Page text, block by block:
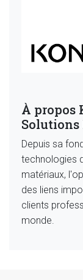
À propos
Solutions
Depuis sa
technologies
matériaux,
des liens
clients
monde.